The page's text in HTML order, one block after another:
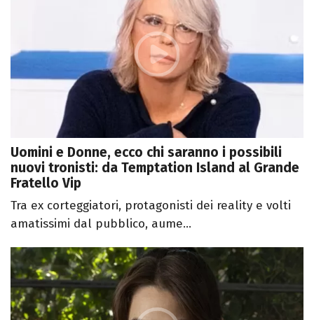
Uomini e Donne, ecco chi saranno i possibili
nuovi tronisti: da Temptation Island al Grande
Fratello Vip
Tra ex corteggiatori, protagonisti dei reality e volti
amatissimi dal pubblico, aume...